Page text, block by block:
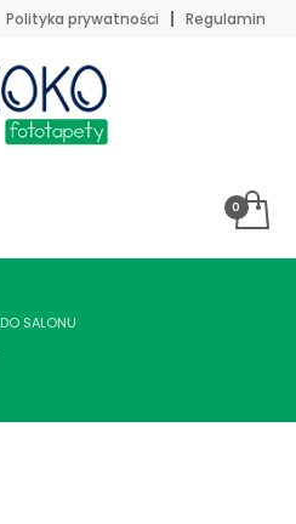
Polityka prywatności Regulamin
DO SALONU